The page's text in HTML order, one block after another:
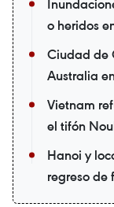
o heridos
Ciudad de
Australia
Vietnam
el tifón
Hanoi y
regreso de